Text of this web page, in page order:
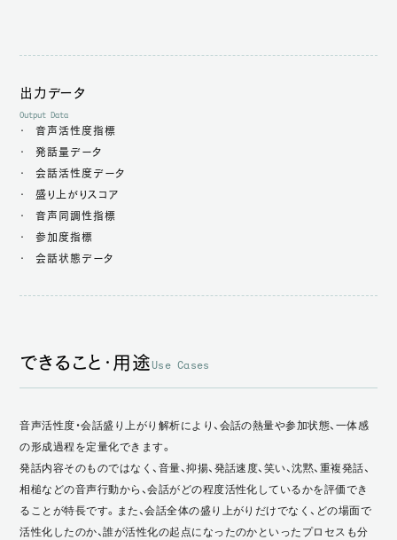
出力データ
Output Data
音声活性度指標
発話量データ
会話活性度データ
盛り上がりスコア
音声同調性指標
参加度指標
会話状態データ
できること・用途 Use Cases
音声活性度・会話盛り上がり解析により、会話の熱量や参加状態、一体感
の形成過程を定量化できます。
発話内容そのものではなく、音量、抑揚、発話速度、笑い、沈黙、重複発話、
相槌などの音声行動から、会話がどの程度活性化しているかを評価でき
ることが特長です。また、会話全体の盛り上がりだけでなく、どの場面で
活性化したのか、誰が活性化の起点になったのかといったプロセスも分